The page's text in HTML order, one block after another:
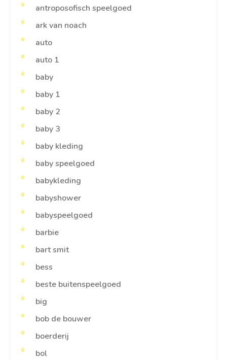
antroposofisch speelgoed
ark van noach
auto
auto 1
baby
baby 1
baby 2
baby 3
baby kleding
baby speelgoed
babykleding
babyshower
babyspeelgoed
barbie
bart smit
bess
beste buitenspeelgoed
big
bob de bouwer
boerderij
bol